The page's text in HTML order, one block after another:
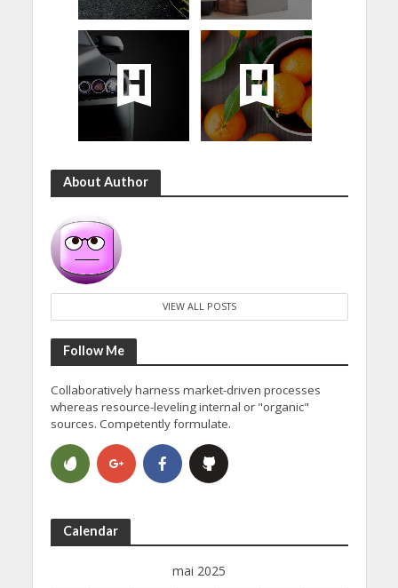
About Author
VIEW ALL POSTS
Follow Me
Collaboratively harness market-driven processes
whereas resource-leveling internal or "organic"
sources. Competently formulate.
Calendar
mai 2025